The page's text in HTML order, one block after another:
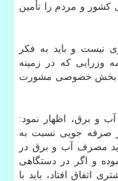
كشور و مردم را تأمین
نیست و باید به فكر
وزرایی كه در زمینه
از بخش خصوصی مشورت
و برق، اظهار نمود:
صرفه جویی نسبت به
مصرف آب و برق در
بررسی نموده و اگر در دستگاهی
افتاد، باید با